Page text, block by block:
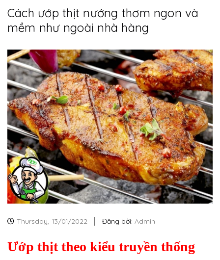
Cách ướp thịt nướng thơm ngon và
mềm như ngoài nhà hàng
Thursday, 13/01/2022 Đăng bởi: Admin
Ướp thịt theo kiểu truyền thống